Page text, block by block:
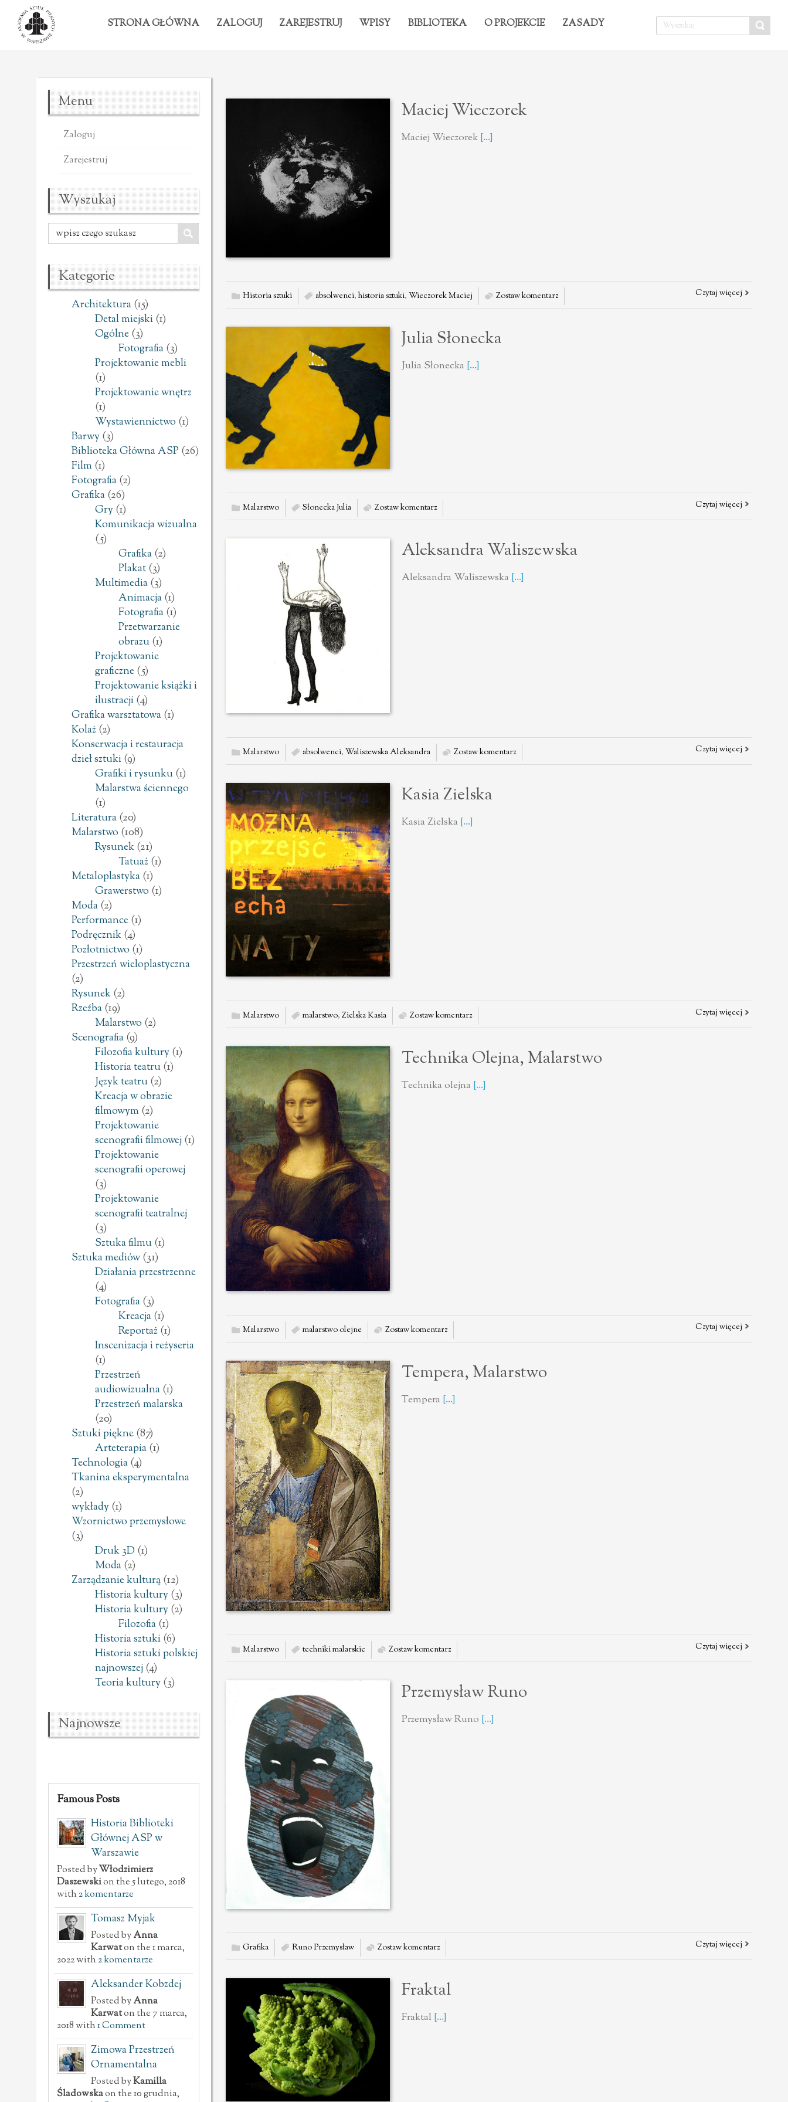
STRONA GŁÓWNA ZALOGUJ ZAREJESTRUJ WPISY BIBLIOTEKA O PROJEKCIE ZASADY
Menu
Zaloguj
Zarejestruj
Wyszukaj
Kategorie
Architektura(15)
Detal miejski(1)
Ogólne(3)
Fotografia(3)
Projektowanie mebli
(1)
Projektowanie wnętrz
(1)
Wystawiennictwo (1)
Barwy(3)
Biblioteka Główna ASP (26)
Film (1)
Fotografia(2)
Grafika(26)
Gry(1)
Komunikacja wizualna
(5)
Grafika(2)
Plakat(3)
Multimedia(3)
Animacja(1)
Fotografia(1)
Przetwarzanie
obrazu(1)
Projektowanie
graficzne(5)
Projektowanie książki i
ilustracji(4)
Grafika warsztatowa(1)
Kolaż(2)
Konserwacja i restauracja
dzieł sztuki(9)
Grafiki i rysunku(1)
Malarstwa ściennego
(1)
Literatura(20)
Malarstwo (108)
Rysunek(21)
Tatuaż(1)
Metaloplastyka(1)
Grawerstwo (1)
Moda(2)
Performance(1)
Podręcznik(4)
Pozłotnictwo (1)
Przestrzeń wieloplastyczna
(2)
Rysunek(2)
Rzeźba(19)
Malarstwo (2)
Scenografia(9)
Filozofia kultury(1)
Historia teatru(1)
Język teatru(2)
Kreacja w obrazie
filmowym (2)
Projektowanie
scenografii filmowej(1)
Projektowanie
scenografii operowej
(3)
Projektowanie
scenografii teatralnej
(3)
Sztuka filmu(1)
Sztuka mediów(31)
Działania przestrzenne
(4)
Fotografia(3)
Kreacja(1)
Reportaż(1)
Inscenizacja i reżyseria
(1)
Przestrzeń
audiowizualna(1)
Przestrzeń malarska
(20)
Sztuki piękne(87)
Arteterapia(1)
Technologia(4)
Tkanina eksperymentalna
(2)
wykłady(1)
Wzornictwo przemysłowe
(3)
Druk 3D (1)
Moda(2)
Zarządzanie kulturą(12)
Historia kultury(3)
Historia kultury(2)
Filozofia(1)
Historia sztuki(6)
Historia sztuki polskiej
najnowszej(4)
Teoria kultury(3)
Najnowsze
Famous Posts
Historia Biblioteki
Głównej ASP w
Warszawie
Posted byWłodzimierz
Daszewskion the 5 lutego, 2018
with2 komentarze
Tomasz Myjak
Posted byAnna
Karwaton the 1 marca,
2022 with2 komentarze
Aleksander Kobzdej
Posted byAnna
Karwaton the 7 marca,
2018 with1 Comment
Zimowa Przestrzeń
Ornamentalna
Posted byKamilla
Śladowskaon the 10 grudnia,
Maciej Wieczorek
Maciej Wieczorek [...]
Historia sztuki absolwenci, historia sztuki, Wieczorek Maciej Zostaw komentarz Czytaj więcej
Julia Słonecka
Julia Słonecka [...]
Malarstwo Słonecka Julia Zostaw komentarz Czytaj więcej
Aleksandra Waliszewska
Aleksandra Waliszewska [...]
Malarstwo absolwenci, Waliszewska Aleksandra Zostaw komentarz Czytaj więcej
Kasia Zielska
Kasia Zielska [...]
Malarstwo malarstwo, Zielska Kasia Zostaw komentarz Czytaj więcej
Technika Olejna, Malarstwo
Technika olejna [...]
Malarstwo malarstwo olejne Zostaw komentarz Czytaj więcej
Tempera, Malarstwo
Tempera [...]
Malarstwo techniki malarskie Zostaw komentarz Czytaj więcej
Przemysław Runo
Przemysław Runo [...]
Grafika Runo Przemysław Zostaw komentarz Czytaj więcej
Fraktal
Fraktal [...]